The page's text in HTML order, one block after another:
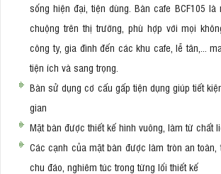
sống hiện đại, tiện dùng. Bàn cafe BCF105
chuộng trên thị trường, phù hợp với mọi
công ty, gia đình đến các khu cafe, lễ tân,...
tiện ích và sang trọng.
Bàn sử dụng cơ cấu gấp tiện dụng giúp tiết
gian
Mặt bàn được thiết kế hình vuông, làm từ chất
Các cạnh của mặt bàn được làm tròn an toàn,
chu đáo, nghiêm túc trong từng lối thiết kế